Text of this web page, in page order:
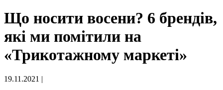
Що носити восени? 6 брендів,
які ми помітили на
«Трикотажному маркеті»
19.11.2021 |